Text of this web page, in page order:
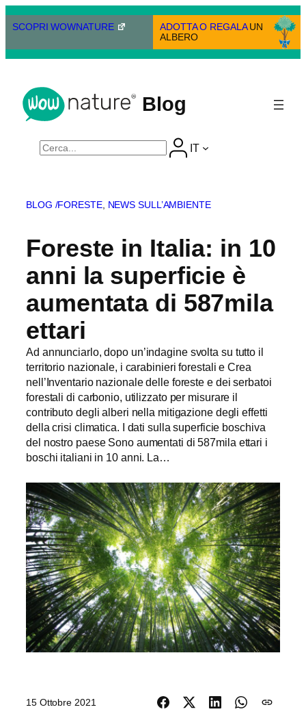
Vai
alSCOPRI WOWNATURE ADOTTA O REGALAUN
ALBERO
Blog
Cerca IT
BLOG /FORESTE, NEWS SULL’AMBIENTE
Foreste in Italia: in 10
anni la superficie è
aumentata di 587mila
ettari
Ad annunciarlo, dopo un’indagine svolta su tutto il
territorio nazionale, i carabinieri forestali e Crea
nell’Inventario nazionale delle foreste e dei serbatoi
forestali di carbonio, utilizzato per misurare il
contributo degli alberi nella mitigazione degli effetti
della crisi climatica. I dati sulla superficie boschiva
del nostro paese Sono aumentati di 587mila ettari i
boschi italiani in 10 anni. La…
15 Ottobre 2021